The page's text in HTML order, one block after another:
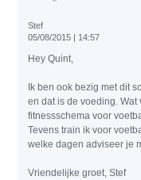
Stef
05/08/2015 | 14:57
Hey Quint,
Ik ben ook bezig met dit
en dat is de voeding.
fitnessschema voor
Tevens train ik voor
welke dagen adviseer je
Vriendelijke groet, Stef